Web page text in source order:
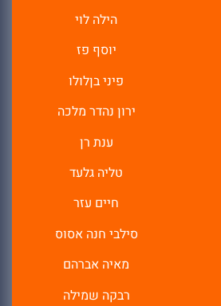
הילה לוי
יוסף פז
פיני בןלולו
ירון נהדר מלכה
ענת רן
טליה גלעד
חיים עזר
סילבי חנה אסוס
מאיה אברהם
רבקה שמילה